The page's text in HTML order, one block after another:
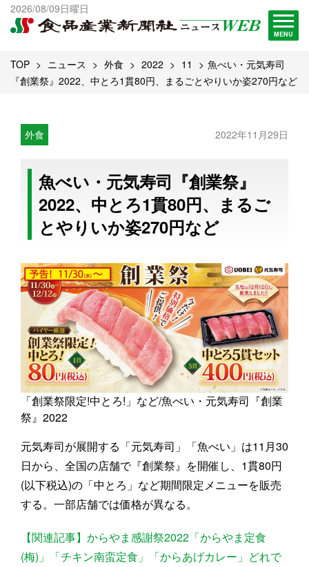
2026/08/09日曜日
MENU
出版物一覧へ
試読・購読申し込み
TOP ニュース 外食 2022 11
魚べい・元気寿司
『創業祭』2022、中とろ1貫80円、まるごとやりいか姿270円など
外食 2022年11月29日
魚べい・元気寿司『創業祭』
2022、中とろ1貫80円、まるご
とやりいか姿270円など
「創業祭限定!中とろ!」など/魚べい・元気寿司『創業
祭』2022
元気寿司が展開する「元気寿司」「魚べい」は11月30
日から、全国の店舗で『創業祭』を開催し、1貫80円
(以下税込)の「中とろ」など期間限定メニューを販売
する。一部店舗では価格が異なる。
【関連記事】からやま感謝祭2022「からやま定食
(梅)」「チキン南蛮定食」「からあげカレー」どれで